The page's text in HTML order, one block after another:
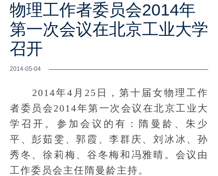
物理工作者委员会2014年
第一次会议在北京工业大学
召开
2014-05-04
2014年4月25日，第十届女物理工作
者委员会2014年第一次会议在北京工业大
学召开。参加会议的有：隋曼龄、朱少
平、彭茹雯、郭霞、李群庆、刘冰冰、孙
秀冬、徐莉梅、谷冬梅和冯雅晴。会议由
工作委员会主任隋曼龄主持。